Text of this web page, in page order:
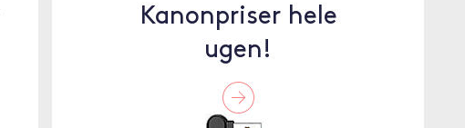
Kanonpriser hele
ugen!